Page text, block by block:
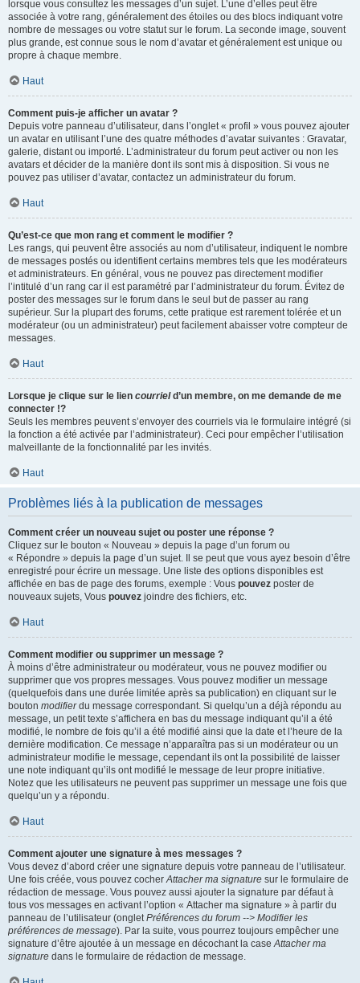
lorsque vous consultez les messages d’un sujet. L’une d’elles peut être
associée à votre rang, généralement des étoiles ou des blocs indiquant votre
nombre de messages ou votre statut sur le forum. La seconde image, souvent
plus grande, est connue sous le nom d’avatar et généralement est unique ou
propre à chaque membre.
Haut
Comment puis-je afficher un avatar ?
Depuis votre panneau d’utilisateur, dans l’onglet « profil » vous pouvez ajouter
un avatar en utilisant l’une des quatre méthodes d’avatar suivantes : Gravatar,
galerie, distant ou importé. L’administrateur du forum peut activer ou non les
avatars et décider de la manière dont ils sont mis à disposition. Si vous ne
pouvez pas utiliser d’avatar, contactez un administrateur du forum.
Haut
Qu’est-ce que mon rang et comment le modifier ?
Les rangs, qui peuvent être associés au nom d’utilisateur, indiquent le nombre
de messages postés ou identifient certains membres tels que les modérateurs
et administrateurs. En général, vous ne pouvez pas directement modifier
l’intitulé d’un rang car il est paramétré par l’administrateur du forum. Évitez de
poster des messages sur le forum dans le seul but de passer au rang
supérieur. Sur la plupart des forums, cette pratique est rarement tolérée et un
modérateur (ou un administrateur) peut facilement abaisser votre compteur de
messages.
Haut
Lorsque je clique sur le lien courrield’un membre, on me demande de me
connecter !?
Seuls les membres peuvent s’envoyer des courriels via le formulaire intégré (si
la fonction a été activée par l’administrateur). Ceci pour empêcher l’utilisation
malveillante de la fonctionnalité par les invités.
Haut
Problèmes liés à la publication de messages
Comment créer un nouveau sujet ou poster une réponse ?
Cliquez sur le bouton « Nouveau » depuis la page d’un forum ou
« Répondre » depuis la page d’un sujet. Il se peut que vous ayez besoin d’être
enregistré pour écrire un message. Une liste des options disponibles est
affichée en bas de page des forums, exemple : Vous pouvez poster de
nouveaux sujets, Vous pouvez joindre des fichiers, etc.
Haut
Comment modifier ou supprimer un message ?
À moins d’être administrateur ou modérateur, vous ne pouvez modifier ou
supprimer que vos propres messages. Vous pouvez modifier un message
(quelquefois dans une durée limitée après sa publication) en cliquant sur le
bouton modifierdu message correspondant. Si quelqu’un a déjà répondu au
message, un petit texte s’affichera en bas du message indiquant qu’il a été
modifié, le nombre de fois qu’il a été modifié ainsi que la date et l’heure de la
dernière modification. Ce message n’apparaîtra pas si un modérateur ou un
administrateur modifie le message, cependant ils ont la possibilité de laisser
une note indiquant qu’ils ont modifié le message de leur propre initiative.
Notez que les utilisateurs ne peuvent pas supprimer un message une fois que
quelqu’un y a répondu.
Haut
Comment ajouter une signature à mes messages ?
Vous devez d’abord créer une signature depuis votre panneau de l’utilisateur.
Une fois créée, vous pouvez cocherAttacher ma signature sur le formulaire de
rédaction de message. Vous pouvez aussi ajouter la signature par défaut à
tous vos messages en activant l’option « Attacher ma signature » à partir du
panneau de l’utilisateur (ongletPréférences du forum --> Modifier les
préférences de message). Par la suite, vous pourrez toujours empêcher une
signature d’être ajoutée à un message en décochant la caseAttacher ma
signature dans le formulaire de rédaction de message.